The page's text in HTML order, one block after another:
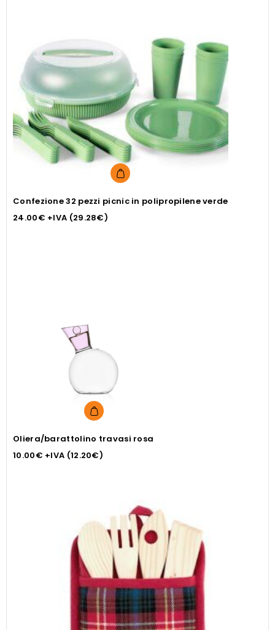
Confezione 32 pezzi picnic in polipropilene verde
24.00€ +IVA (29.28€)
Oliera/barattolino travasi rosa
10.00€ +IVA (12.20€)